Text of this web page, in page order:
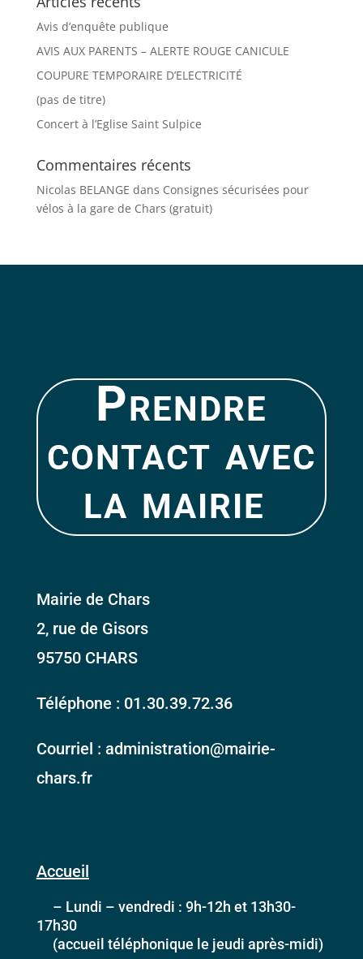
Avis d’enquête publique
AVIS AUX PARENTS – ALERTE ROUGE CANICULE
COUPURE TEMPORAIRE D’ELECTRICITÉ
(pas de titre)
Concert à l’Eglise Saint Sulpice
Commentaires récents
Nicolas BELANGE dans Consignes sécurisées pour
vélos à la gare de Chars (gratuit)
Prendre
contact avec
la mairie
Mairie de Chars
2, rue de Gisors
95750 CHARS
Téléphone : 01.30.39.72.36
Courriel : administration@mairie-
chars.fr
Accueil
– Lundi – vendredi : 9h-12h et 13h30-
17h30
(accueil téléphonique le jeudi après-midi)